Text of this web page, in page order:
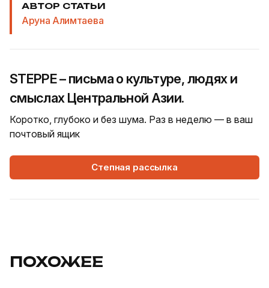
АВТОР СТАТЬИ
Аруна Алимтаева
STEPPE – письма о культуре, людях и
смыслах Центральной Азии.
Коротко, глубоко и без шума. Раз в неделю — в ваш
почтовый ящик
Степная рассылка
ПОХОЖЕЕ